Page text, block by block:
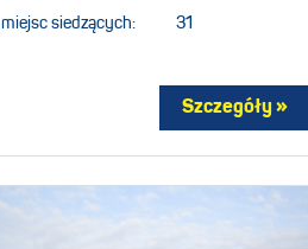
miejsc siedzących: 31